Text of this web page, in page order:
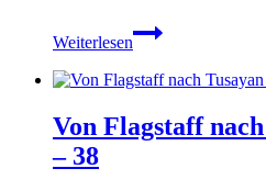
Weiterlesen
Grand
Canyon
Tag
–
42
Von Flagstaff
– 38